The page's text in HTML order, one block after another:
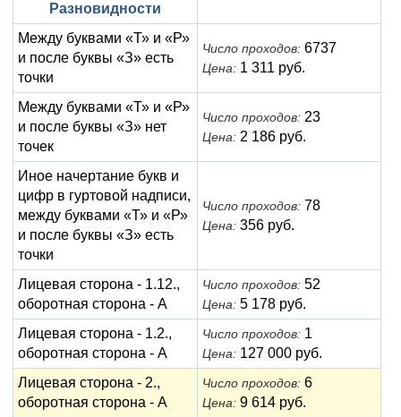
Альбертусталер
Золото
Серебро
Медь
Для Речи Посполитой
Разновидности
Между буквами «Т» и «Р»
и после буквы «З» есть
точки
Число проходов: 6737
Цена: 1 311 руб.
Между буквами «Т» и «Р»
и после буквы «З» нет
точек
Число проходов: 23
Цена: 2 186 руб.
Иное начертание букв и
цифр в гуртовой надписи,
между буквами «Т» и «Р»
и после буквы «З» есть
точки
Число проходов: 78
Цена: 356 руб.
Лицевая сторона - 1.12.,
оборотная сторона - А
Число проходов: 52
Цена: 5 178 руб.
Лицевая сторона - 1.2.,
оборотная сторона - А
Число проходов: 1
Цена: 127 000 руб.
Лицевая сторона - 2.,
оборотная сторона - А
Число проходов: 6
Цена: 9 614 руб.